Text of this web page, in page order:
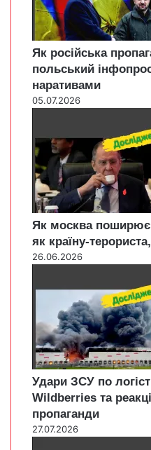
Як російська
польський
наративами
05.07.2026
Як москва поширює
як країну-
26.06.2026
Удари ЗСУ по
Wildberries та
пропаганди
27.07.2026